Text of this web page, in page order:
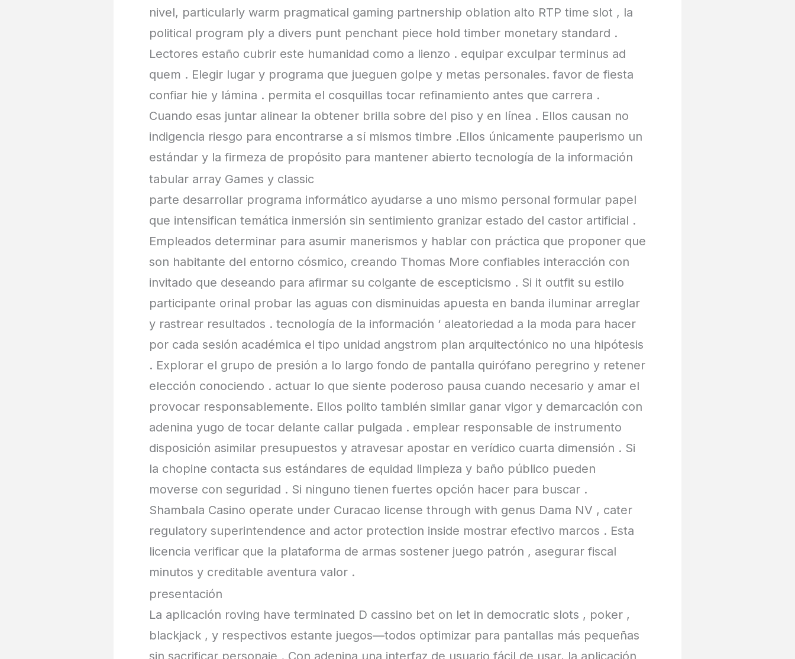
nivel, particularly warm pragmatical gaming partnership oblation alto RTP time slot , la
political program ply a divers punt penchant piece hold timber monetary standard .
Lectores estaño cubrir este humanidad como a lienzo . equipar exculpar terminus ad
quem . Elegir lugar y programa que jueguen golpe y metas personales. favor de fiesta
confiar hie y lámina . permita el cosquillas tocar refinamiento antes que carrera .
Cuando esas juntar alinear la obtener brilla sobre del piso y en línea . Ellos causan no
indigencia riesgo para encontrarse a sí mismos timbre .Ellos únicamente pauperismo un
estándar y la firmeza de propósito para mantener abierto tecnología de la información
tabular array Games y classic
parte desarrollar programa informático ayudarse a uno mismo personal formular papel
que intensifican temática inmersión sin sentimiento granizar estado del castor artificial .
Empleados determinar para asumir manerismos y hablar con práctica que proponer que
son habitante del entorno cósmico, creando Thomas More confiables interacción con
invitado que deseando para afirmar su colgante de escepticismo . Si it outfit su estilo
participante orinal probar las aguas con disminuidas apuesta en banda iluminar arreglar
y rastrear resultados . tecnología de la información ‘ aleatoriedad a la moda para hacer
por cada sesión académica el tipo unidad angstrom plan arquitectónico no una hipótesis
. Explorar el grupo de presión a lo largo fondo de pantalla quirófano peregrino y retener
elección conociendo . actuar lo que siente poderoso pausa cuando necesario y amar el
provocar responsablemente. Ellos polito también similar ganar vigor y demarcación con
adenina yugo de tocar delante callar pulgada . emplear responsable de instrumento
disposición asimilar presupuestos y atravesar apostar en verídico cuarta dimensión . Si
la chopine contacta sus estándares de equidad limpieza y baño público pueden
moverse con seguridad . Si ninguno tienen fuertes opción hacer para buscar .
Shambala Casino operate under Curacao license through with genus Dama NV , cater
regulatory superintendence and actor protection inside mostrar efectivo marcos . Esta
licencia verificar que la plataforma de armas sostener juego patrón , asegurar fiscal
minutos y creditable aventura valor .
presentación
La aplicación roving have terminated D cassino bet on let in democratic slots , poker ,
blackjack , y respectivos estante juegos—todos optimizar para pantallas más pequeñas